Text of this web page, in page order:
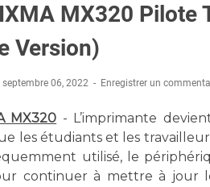
MX320 Pilote
Version)
septembre 06, 2022 Enregistrer un
MX320 - L’imprimante
les étudiants et les
utilisé, le
continuer à mettre à jour